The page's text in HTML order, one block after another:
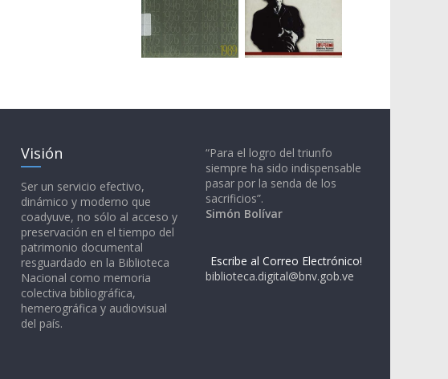
Visión
Ser un servicio efectivo,
dinámico y moderno que
coadyuve, no sólo al acceso y
preservación en el tiempo del
patrimonio documental
resguardado en la Biblioteca
Nacional como memoria
colectiva bibliográfica,
hemerográfica y audiovisual
del país.
“Para el logro del triunfo
siempre ha sido indispensable
pasar por la senda de los
sacrificios”.
Simón Bolívar
Escribe al Correo Electrónico!
biblioteca.digital@bnv.gob.ve